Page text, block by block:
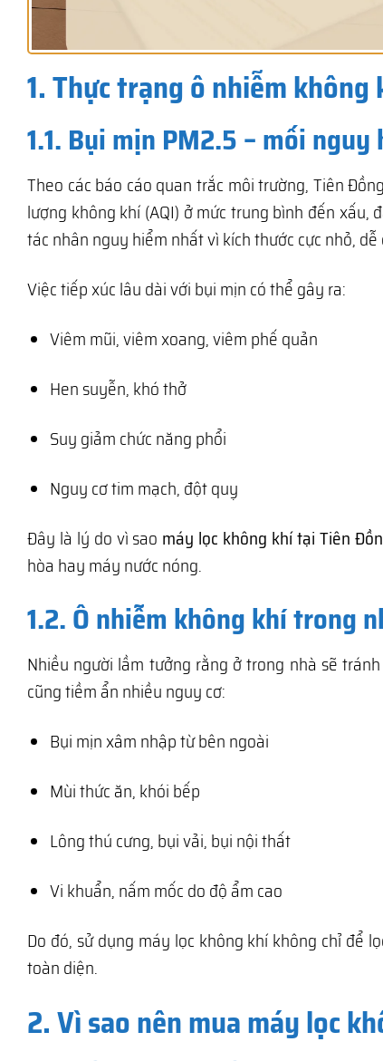
1. Thực trạng ô nhiễm
1.1. Bụi mịn PM2.5 – mối
Theo các báo cáo quan trắc môi trường, Tiên
lượng không khí (AQI) ở mức trung bình đến
tác nhân nguy hiểm nhất vì kích thước cực nhỏ,
Việc tiếp xúc lâu dài với bụi mịn có thể gây ra:
Viêm mũi, viêm xoang, viêm phế quản
Hen suyễn, khó thở
Suy giảm chức năng phổi
Nguy cơ tim mạch, đột quỵ
Đây là lý do vì sao máy lọc không khí tại Tiên
hòa hay máy nước nóng.
1.2. Ô nhiễm không khí trong
Nhiều người lầm tưởng rằng ở trong nhà sẽ
cũng tiềm ẩn nhiều nguy cơ:
Bụi mịn xâm nhập từ bên ngoài
Mùi thức ăn, khói bếp
Lông thú cưng, bụi vải, bụi nội thất
Vi khuẩn, nấm mốc do độ ẩm cao
Do đó, sử dụng máy lọc không khí không chỉ để
toàn diện.
2. Vì sao nên mua máy lọc